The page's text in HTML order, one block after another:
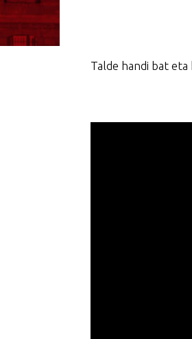
Talde handi bat